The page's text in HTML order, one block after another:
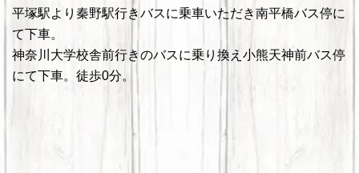
平塚駅より秦野駅行きバスに乗車いただき南平橋バス停に
て下車。
神奈川大学校舎前行きのバスに乗り換え小熊天神前バス停
にて下車。徒歩0分。